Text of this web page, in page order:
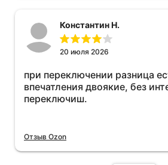
Константин Н.
20 июля 2026
при переключении разница
впечатления двоякие, без
переключиш.
Отзыв Ozon